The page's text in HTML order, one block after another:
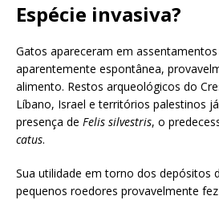
Espécie invasiva?
Gatos apareceram em
aparentemente espontânea,
alimento. Restos arqueológicos do
Líbano, Israel e territórios palestinos
presença de Felis silvestris, o
catus.
Sua utilidade em torno dos depósitos
pequenos roedores provavelmente